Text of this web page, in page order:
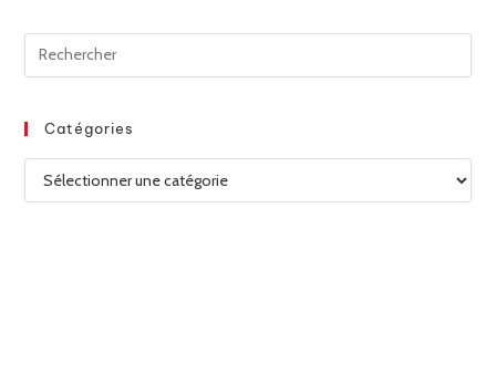
Catégories